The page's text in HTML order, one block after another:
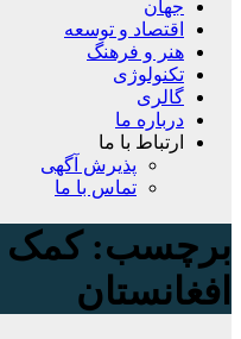
جهان
اقتصاد و توسعه
هنر و فرهنگ
تکنولوژی
گالری
درباره ما
ارتباط با ما
پذیرش آگهی
تماس با ما
برچسب:کمک
افغانستان